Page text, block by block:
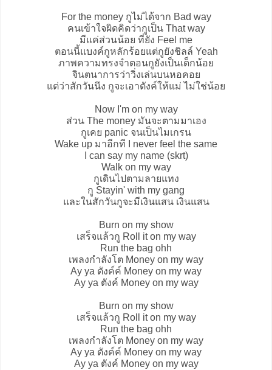
For the money กูไม่ได้จาก Bad way
คนเข้าใจผิดคิดว่ากูเป็น That way
มีแค่ส่วนน้อย ที่ยัง Feel me
ตอนนี้แบงค์กูหลักร้อยแต่กูยังชิลล์ Yeah
ภาพความทรงจำตอนกูยังเป็นเด็กน้อย
จินตนาการว่าวิ่งเล่นบนหอคอย
แต่ว่าสักวันนึง กูจะเอาตังค์ให้แม่ ไม่ใช่น้อย
Now I'm on my way
ส่วน The money มันจะตามมาเอง
กูเคย panic จนเป็นไมเกรน
Wake up มาอีกที I never feel the same
I can say my name (skrt)
Walk on my way
กูเดินไปตามลายแทง
กู Stayin' with my gang
และในสักวันกูจะมีเงินแสน เงินแสน
Burn on my show
เสร็จแล้วกู Roll it on my way
Run the bag ohh
เพลงกำลังโต Money on my way
Ay ya ตังค์ค์ Money on my way
Ay ya ตังค์ Money on my way
Burn on my show
เสร็จแล้วกู Roll it on my way
Run the bag ohh
เพลงกำลังโต Money on my way
Ay ya ตังค์ค์ Money on my way
Ay ya ตังค์ Money on my way